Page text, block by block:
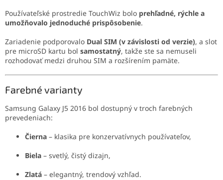
Používateľské prostredie TouchWiz bolo prehľadné, rýchle a
umožňovalo jednoduché prispôsobenie.
Zariadenie podporovalo Dual SIM (v závislosti od verzie), a slot
pre microSD kartu bol samostatný, takže ste sa nemuseli
rozhodovať medzi druhou SIM a rozšírením pamäte.
Farebné varianty
Samsung Galaxy J5 2016 bol dostupný v troch farebných
prevedeniach:
Čierna – klasika pre konzervatívnych používateľov,
Biela – svetlý, čistý dizajn,
Zlatá – elegantný, trendový vzhľad.